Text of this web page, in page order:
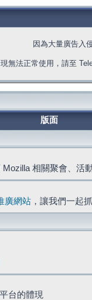
因為大量廣告入
無法正常使用，請至
版面
相關聚會、活
廣網站 ，讓我們一起
台的體現